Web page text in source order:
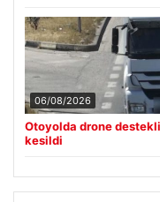
06/08/2026
Otoyolda drone
kesildi